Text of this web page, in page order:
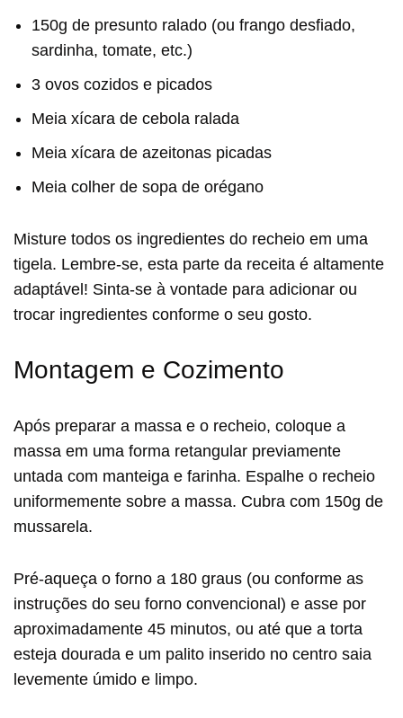
150g de presunto ralado (ou frango desfiado,
sardinha, tomate, etc.)
3 ovos cozidos e picados
Meia xícara de cebola ralada
Meia xícara de azeitonas picadas
Meia colher de sopa de orégano
Misture todos os ingredientes do recheio em uma
tigela. Lembre-se, esta parte da receita é altamente
adaptável! Sinta-se à vontade para adicionar ou
trocar ingredientes conforme o seu gosto.
Montagem e Cozimento
Após preparar a massa e o recheio, coloque a
massa em uma forma retangular previamente
untada com manteiga e farinha. Espalhe o recheio
uniformemente sobre a massa. Cubra com 150g de
mussarela.
Pré-aqueça o forno a 180 graus (ou conforme as
instruções do seu forno convencional) e asse por
aproximadamente 45 minutos, ou até que a torta
esteja dourada e um palito inserido no centro saia
levemente úmido e limpo.